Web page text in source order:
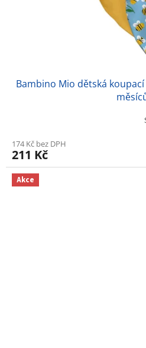
Bambino Mio dětská koupací
174 Kč bez DPH
211 Kč
Akce